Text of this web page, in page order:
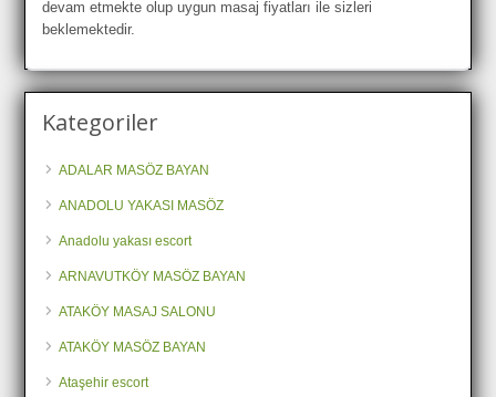
devam etmekte olup uygun masaj fiyatları ile sizleri
beklemektedir.
Kategoriler
ADALAR MASÖZ BAYAN
ANADOLU YAKASI MASÖZ
Anadolu yakası escort
ARNAVUTKÖY MASÖZ BAYAN
ATAKÖY MASAJ SALONU
ATAKÖY MASÖZ BAYAN
Ataşehir escort